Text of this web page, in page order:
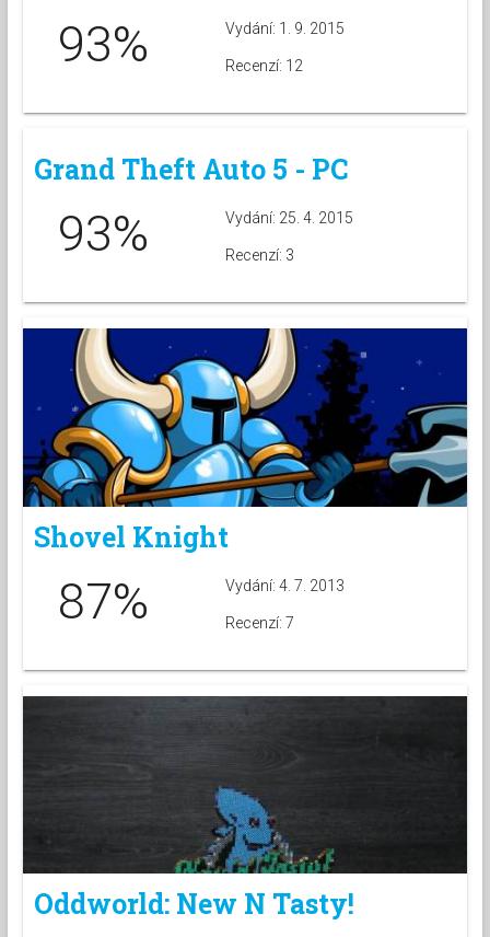
93% Vydání: 1. 9. 2015
Recenzí: 12
Grand Theft Auto 5 - PC
93% Vydání: 25. 4. 2015
Recenzí: 3
Shovel Knight
87% Vydání: 4. 7. 2013
Recenzí: 7
Oddworld: New N Tasty!